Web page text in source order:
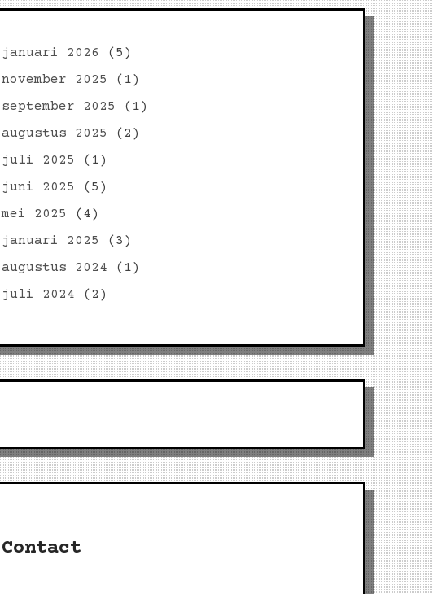
januari 2026
(5)
november 2025
(1)
september 2025
(1)
augustus 2025
(2)
juli 2025
(1)
juni 2025
(5)
mei 2025
(4)
januari 2025
(3)
augustus 2024 (1)
juli 2024 (2)
Contact